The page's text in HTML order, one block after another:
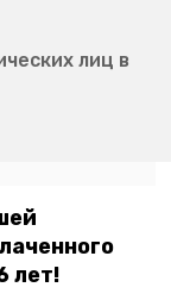
лиц в
лет!